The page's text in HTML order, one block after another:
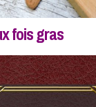
fois gras